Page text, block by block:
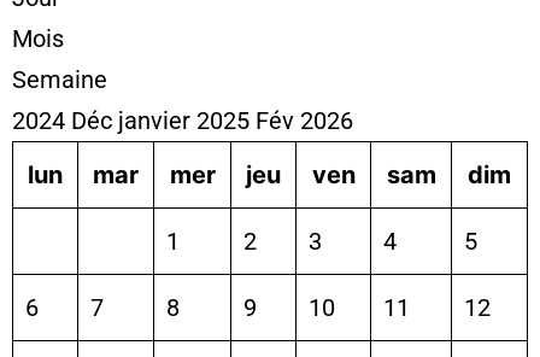
Mois
Semaine
2024 Déc janvier 2025 Fév 2026
lun
mar mer jeu ven sam dim
1 2 3 4 5
6 7 8 9 10 11 12